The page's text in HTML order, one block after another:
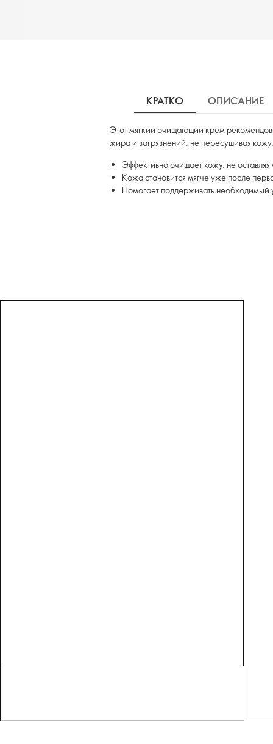
КРАТКО ОПИСАНИЕ
Этот мягкий очищающий крем
жира и загрязнений, не пересушивая кожу.
Эффективно очищает кожу, не оставляя
Кожа становится мягче уже после
Помогает поддерживать необходимый